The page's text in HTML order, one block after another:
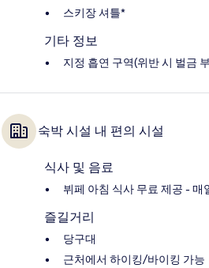
스키장 셔틀*
기타 정보
지정 흡연 구역(위반 시 벌금
숙박 시설 내 편의 시설
식사 및 음료
뷔페 아침 식사 무료 제공 -
즐길거리
당구대
근처에서 하이킹/바이킹 가능